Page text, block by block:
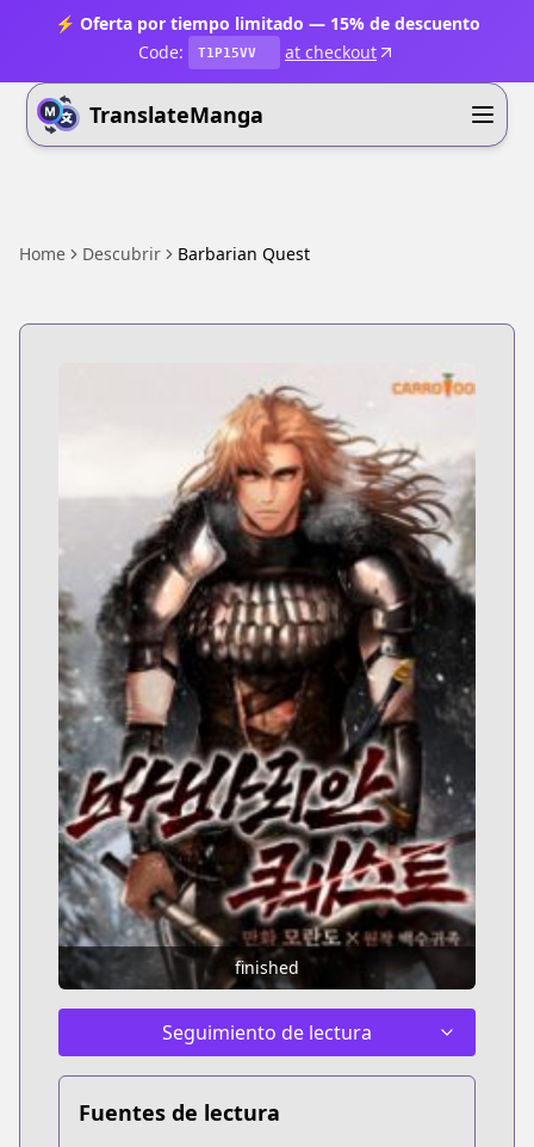
⚡ Oferta por tiempo limitado — 15% de descuento
Code:
T1P15VV at checkout
TranslateManga
Home Descubrir Barbarian Quest
finished
Seguimiento de lectura
Fuentes de lectura